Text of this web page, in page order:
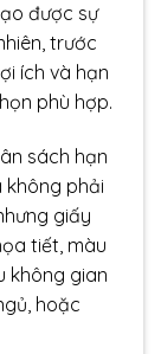
được sự
trước
ích và hạn
phù hợp.
sách hạn
không phải
giấy
tiết, màu
không gian
hoặc